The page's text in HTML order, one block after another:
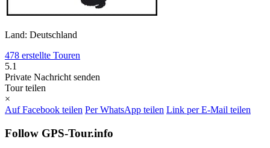
Land: Deutschland
478 erstellte Touren
5.1
Private Nachricht senden
Tour teilen
×
Auf Facebook teilen Per WhatsApp teilen Link per E-Mail teilen
Follow GPS-Tour.info